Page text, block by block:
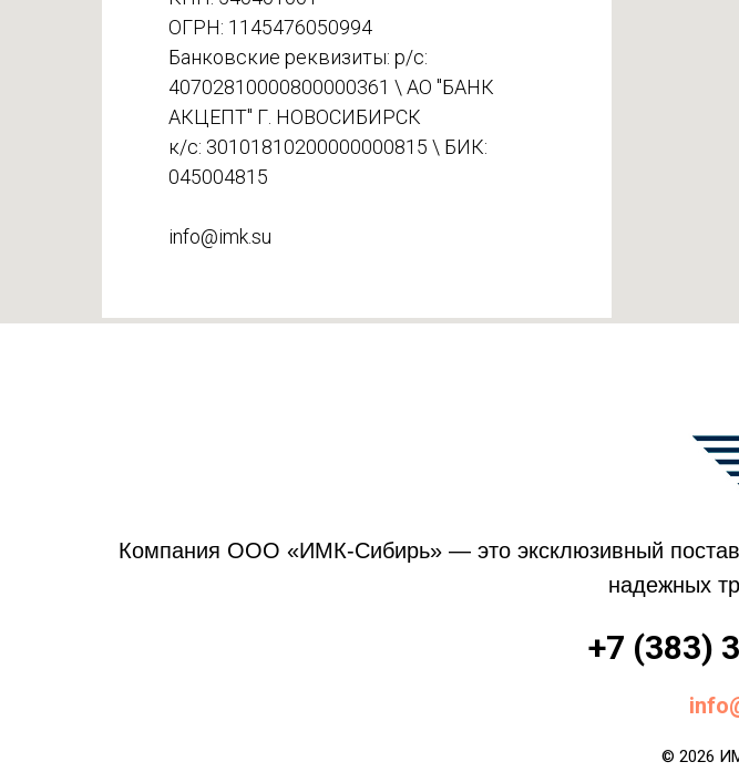
ОГРН: 1145476050994
Банковские реквизиты: р/с:
40702810000800000361 \ АО "БАНК
АКЦЕПТ" Г. НОВОСИБИРСК
к/с: 30101810200000000815 \ БИК:
045004815
info@imk.su
Компания ООО «ИМК-Сибирь» — это эксклюзивный
надежных
+7 (383)
© 2026